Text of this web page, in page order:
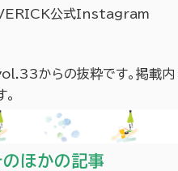
公式Instagram
からの抜粋です。掲載内
ほかの記事